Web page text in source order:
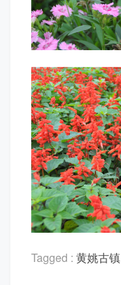
Tagged : 黄姚古镇